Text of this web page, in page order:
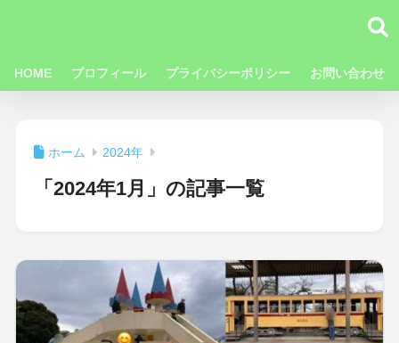
HOME プロフィール プライバシーポリシー お問い合わせ
ホーム 2024年
「2024年1月」の記事一覧